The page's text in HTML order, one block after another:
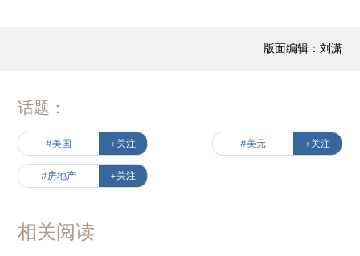
版面编辑：刘潇
话题：
#美国 +关注 #美元 +关注
#房地产 +关注
相关阅读